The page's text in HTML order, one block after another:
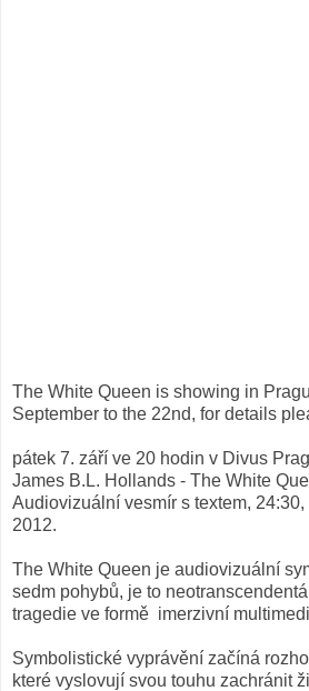
The White Queen is showing in
September to the 22nd, for details
pátek 7. září ve 20 hodin v Divus
James B.L. Hollands - The White
Audiovizuální vesmír s textem,
2012.
The White Queen je audiovizuální
sedm pohybů, je to
tragedie ve formě imerzivní
Symbolistické vyprávění začíná
které vyslovují svou touhu zachránit